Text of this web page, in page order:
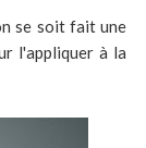
se soit fait une
l'appliquer à la